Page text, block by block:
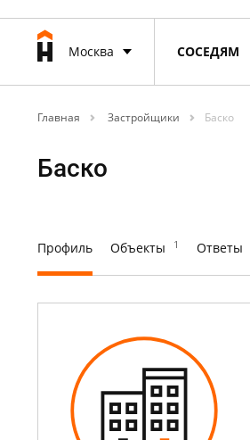
Москва СОСЕДЯМ
Главная Застройщики Баско
Баско
Профиль Объекты 1 Ответы